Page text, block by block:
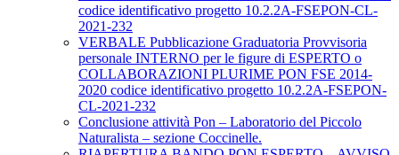
codice identificativo progetto 10.2.2A-FSEPON-CL-
2021-232
VERBALE Pubblicazione Graduatoria Provvisoria
personale INTERNO per le figure di ESPERTO o
COLLABORAZIONI PLURIME PON FSE 2014-
2020 codice identificativo progetto 10.2.2A-FSEPON-
CL-2021-232
Conclusione attività Pon – Laboratorio del Piccolo
Naturalista – sezione Coccinelle.